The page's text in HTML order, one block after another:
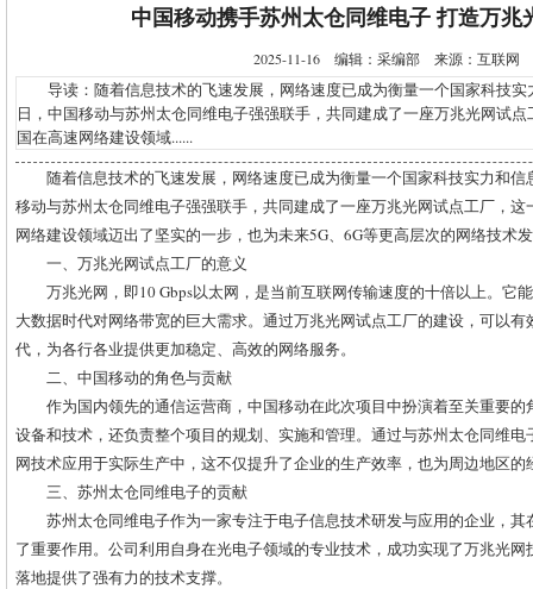
中国移动携手苏州太仓同维电子 打造万兆
2025-11-16 编辑：采编部 来源：互联网
导读：随着信息技术的飞速发展，网络速度已成为衡量一个国家科技实
日，中国移动与苏州太仓同维电子强强联手，共同建成了一座万兆光网试
国在高速网络建设领域......
随着信息技术的飞速发展，网络速度已成为衡量一个国家科技实力和
移动与苏州太仓同维电子强强联手，共同建成了一座万兆光网试点工厂，
网络建设领域迈出了坚实的一步，也为未来5G、6G等更高层次的网络技术
一、万兆光网试点工厂的意义
万兆光网，即10 Gbps以太网，是当前互联网传输速度的十倍以上。它
大数据时代对网络带宽的巨大需求。通过万兆光网试点工厂的建设，可以
代，为各行各业提供更加稳定、高效的网络服务。
二、中国移动的角色与贡献
作为国内领先的通信运营商，中国移动在此次项目中扮演着至关重要
设备和技术，还负责整个项目的规划、实施和管理。通过与苏州太仓同维
网技术应用于实际生产中，这不仅提升了企业的生产效率，也为周边地区
三、苏州太仓同维电子的贡献
苏州太仓同维电子作为一家专注于电子信息技术研发与应用的企业，
了重要作用。公司利用自身在光电子领域的专业技术，成功实现了万兆光
落地提供了强有力的技术支撑。